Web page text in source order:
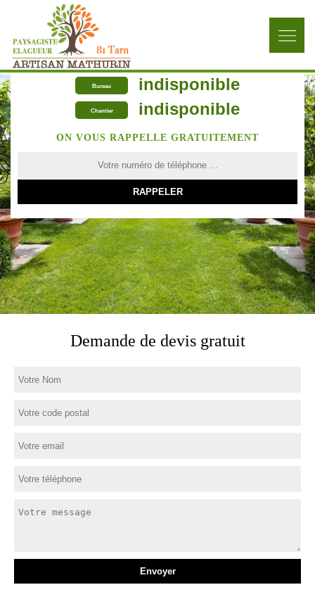
Bureau indisponible
Chantier indisponible
ON VOUS RAPPELLE GRATUITEMENT
Demande de devis gratuit